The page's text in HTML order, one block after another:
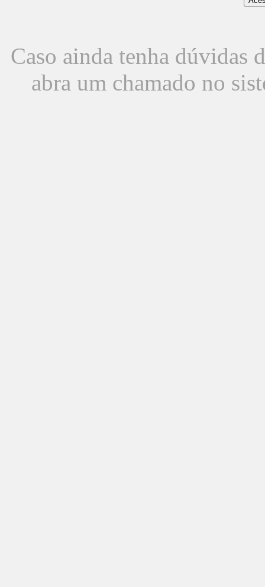
Caso ainda tenha dúvidas
abra um chamado no